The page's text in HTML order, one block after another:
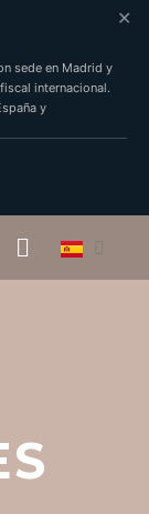
✕
sede en Madrid y
internacional.
y